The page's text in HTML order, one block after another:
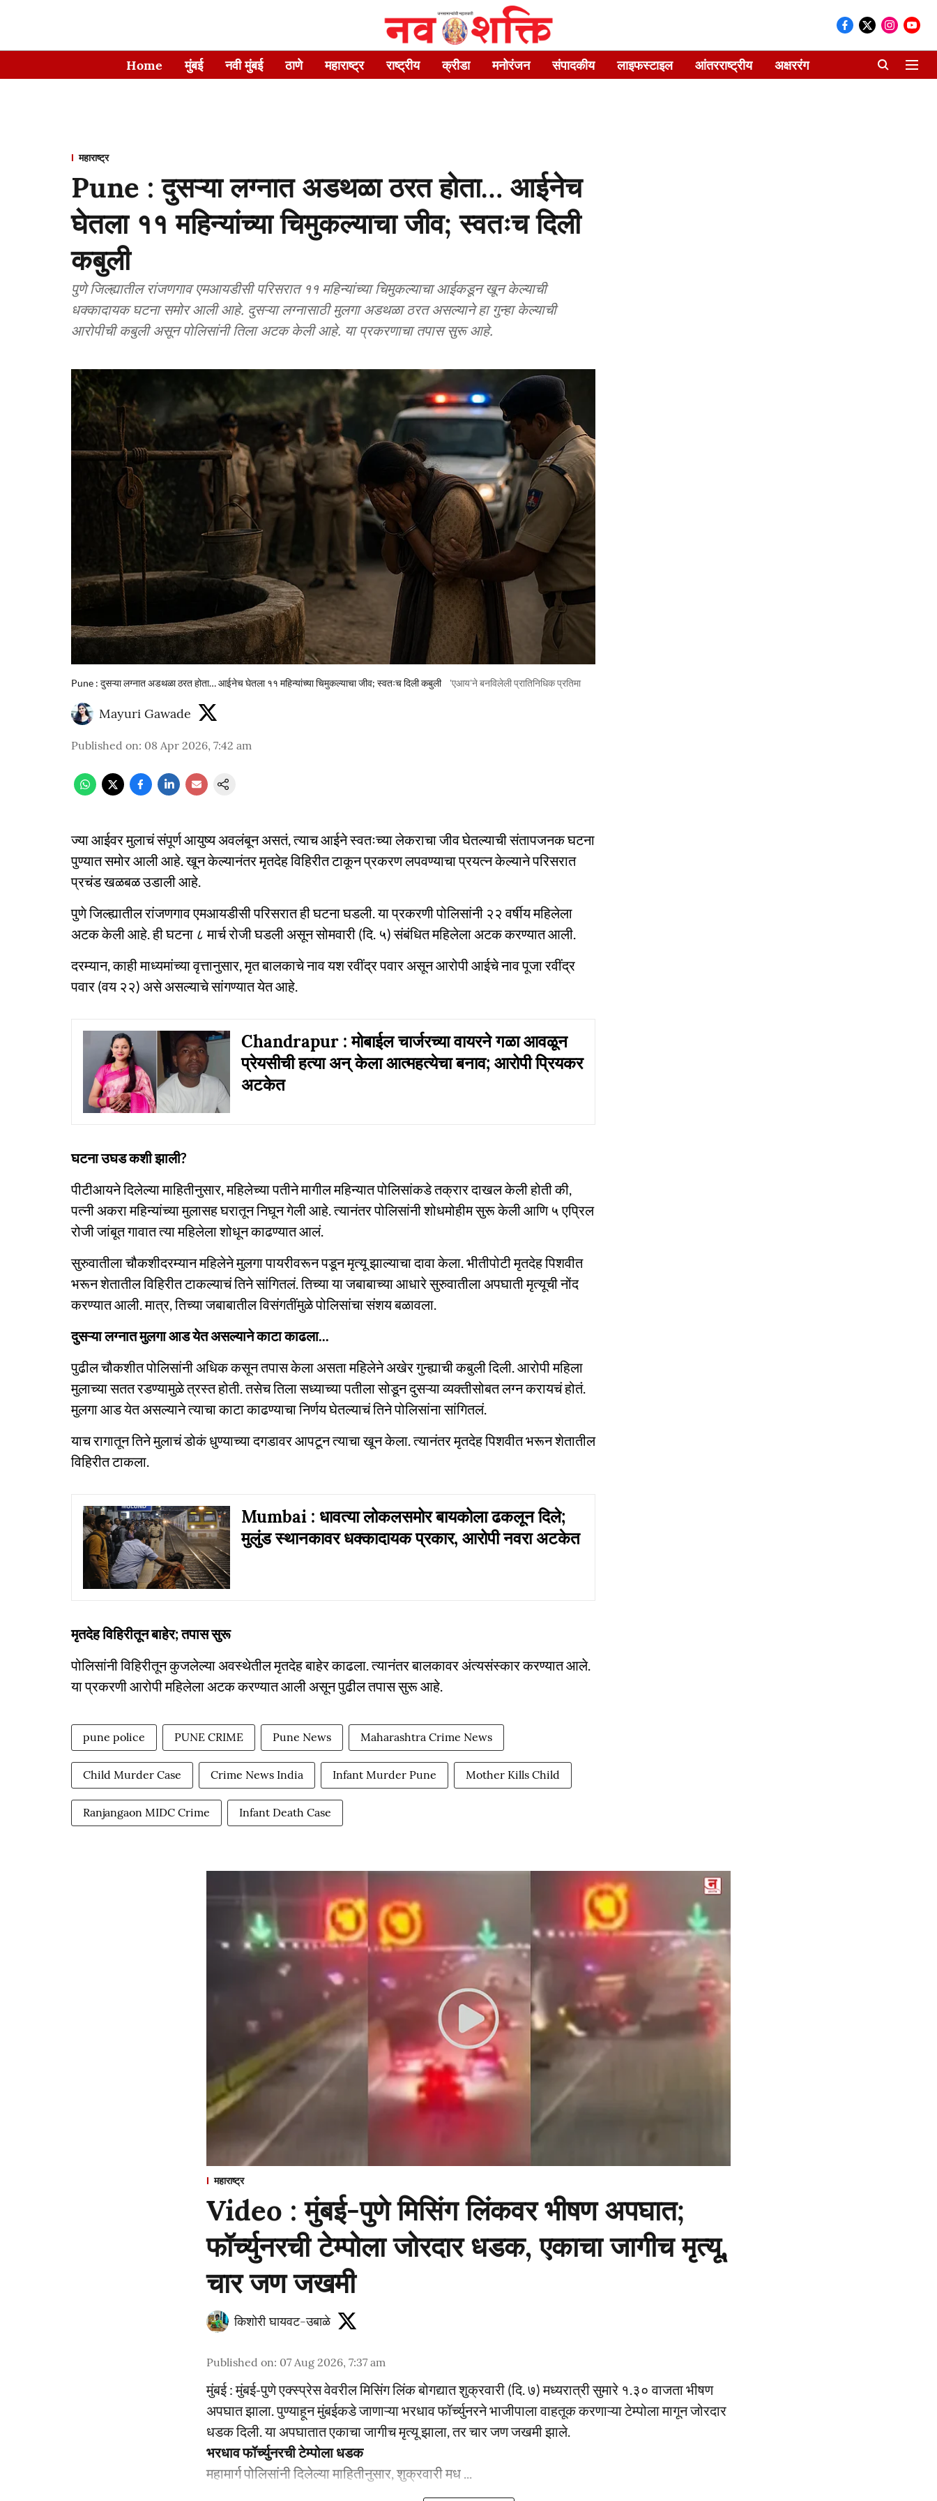
Home मुंबई नवी मुंबई ठाणे महाराष्ट्र राष्ट्रीय क्रीडा मनोरंजन संपादकीय लाइफस्टाइल आंतरराष्ट्रीय अक्षररंग
महाराष्ट्र
Pune : दुसऱ्या लग्नात अडथळा ठरत होता… आईनेच
घेतला ११ महिन्यांच्या चिमुकल्याचा जीव; स्वतःच दिली
कबुली
पुणे जिल्ह्यातील रांजणगाव एमआयडीसी परिसरात ११ महिन्यांच्या चिमुकल्याचा आईकडून खून केल्याची
धक्कादायक घटना समोर आली आहे. दुसऱ्या लग्नासाठी मुलगा अडथळा ठरत असल्याने हा गुन्हा केल्याची
आरोपीची कबुली असून पोलिसांनी तिला अटक केली आहे. या प्रकरणाचा तपास सुरू आहे.
Pune : दुसऱ्या लग्नात अडथळा ठरत होता… आईनेच घेतला ११ महिन्यांच्या चिमुकल्याचा जीव; स्वतःच दिली कबुली 'एआय'ने बनविलेली प्रातिनिधिक प्रतिमा
Mayuri Gawade
Published on: 08 Apr 2026, 7:42 am
ज्या आईवर मुलाचं संपूर्ण आयुष्य अवलंबून असतं, त्याच आईने स्वतःच्या लेकराचा जीव घेतल्याची संतापजनक घटना
पुण्यात समोर आली आहे. खून केल्यानंतर मृतदेह विहिरीत टाकून प्रकरण लपवण्याचा प्रयत्न केल्याने परिसरात
प्रचंड खळबळ उडाली आहे.
पुणे जिल्ह्यातील रांजणगाव एमआयडीसी परिसरात ही घटना घडली. या प्रकरणी पोलिसांनी २२ वर्षीय महिलेला
अटक केली आहे. ही घटना ८ मार्च रोजी घडली असून सोमवारी (दि. ५) संबंधित महिलेला अटक करण्यात आली.
दरम्यान, काही माध्यमांच्या वृत्तानुसार, मृत बालकाचे नाव यश रवींद्र पवार असून आरोपी आईचे नाव पूजा रवींद्र
पवार (वय २२) असे असल्याचे सांगण्यात येत आहे.
Chandrapur : मोबाईल चार्जरच्या वायरने गळा आवळून
प्रेयसीची हत्या अन् केला आत्महत्येचा बनाव; आरोपी प्रियकर
अटकेत
घटना उघड कशी झाली?
पीटीआयने दिलेल्या माहितीनुसार, महिलेच्या पतीने मागील महिन्यात पोलिसांकडे तक्रार दाखल केली होती की,
पत्नी अकरा महिन्यांच्या मुलासह घरातून निघून गेली आहे. त्यानंतर पोलिसांनी शोधमोहीम सुरू केली आणि ५ एप्रिल
रोजी जांबूत गावात त्या महिलेला शोधून काढण्यात आलं.
सुरुवातीला चौकशीदरम्यान महिलेने मुलगा पायरीवरून पडून मृत्यू झाल्याचा दावा केला. भीतीपोटी मृतदेह पिशवीत
भरून शेतातील विहिरीत टाकल्याचं तिने सांगितलं. तिच्या या जबाबाच्या आधारे सुरुवातीला अपघाती मृत्यूची नोंद
करण्यात आली. मात्र, तिच्या जबाबातील विसंगतींमुळे पोलिसांचा संशय बळावला.
दुसऱ्या लग्नात मुलगा आड येत असल्याने काटा काढला...
पुढील चौकशीत पोलिसांनी अधिक कसून तपास केला असता महिलेने अखेर गुन्ह्याची कबुली दिली. आरोपी महिला
मुलाच्या सतत रडण्यामुळे त्रस्त होती. तसेच तिला सध्याच्या पतीला सोडून दुसऱ्या व्यक्तीसोबत लग्न करायचं होतं.
मुलगा आड येत असल्याने त्याचा काटा काढण्याचा निर्णय घेतल्याचं तिने पोलिसांना सांगितलं.
याच रागातून तिने मुलाचं डोकं धुण्याच्या दगडावर आपटून त्याचा खून केला. त्यानंतर मृतदेह पिशवीत भरून शेतातील
विहिरीत टाकला.
Mumbai : धावत्या लोकलसमोर बायकोला ढकलून दिले;
मुलुंड स्थानकावर धक्कादायक प्रकार, आरोपी नवरा अटकेत
मृतदेह विहिरीतून बाहेर; तपास सुरू
पोलिसांनी विहिरीतून कुजलेल्या अवस्थेतील मृतदेह बाहेर काढला. त्यानंतर बालकावर अंत्यसंस्कार करण्यात आले.
या प्रकरणी आरोपी महिलेला अटक करण्यात आली असून पुढील तपास सुरू आहे.
pune police PUNE CRIME Pune News Maharashtra Crime News
Child Murder Case Crime News India Infant Murder Pune Mother Kills Child
Ranjangaon MIDC Crime Infant Death Case
महाराष्ट्र
Video : मुंबई-पुणे मिसिंग लिंकवर भीषण अपघात;
फॉर्च्युनरची टेम्पोला जोरदार धडक, एकाचा जागीच मृत्यू,
चार जण जखमी
किशोरी घायवट-उबाळे
Published on: 07 Aug 2026, 7:37 am
मुंबई : मुंबई-पुणे एक्स्प्रेस वेवरील मिसिंग लिंक बोगद्यात शुक्रवारी (दि. ७) मध्यरात्री सुमारे १.३० वाजता भीषण
अपघात झाला. पुण्याहून मुंबईकडे जाणाऱ्या भरधाव फॉर्च्युनरने भाजीपाला वाहतूक करणाऱ्या टेम्पोला मागून जोरदार
धडक दिली. या अपघातात एकाचा जागीच मृत्यू झाला, तर चार जण जखमी झाले.
भरधाव फॉर्च्युनरची टेम्पोला धडक
महामार्ग पोलिसांनी दिलेल्या माहितीनुसार, शुक्रवारी मध ...